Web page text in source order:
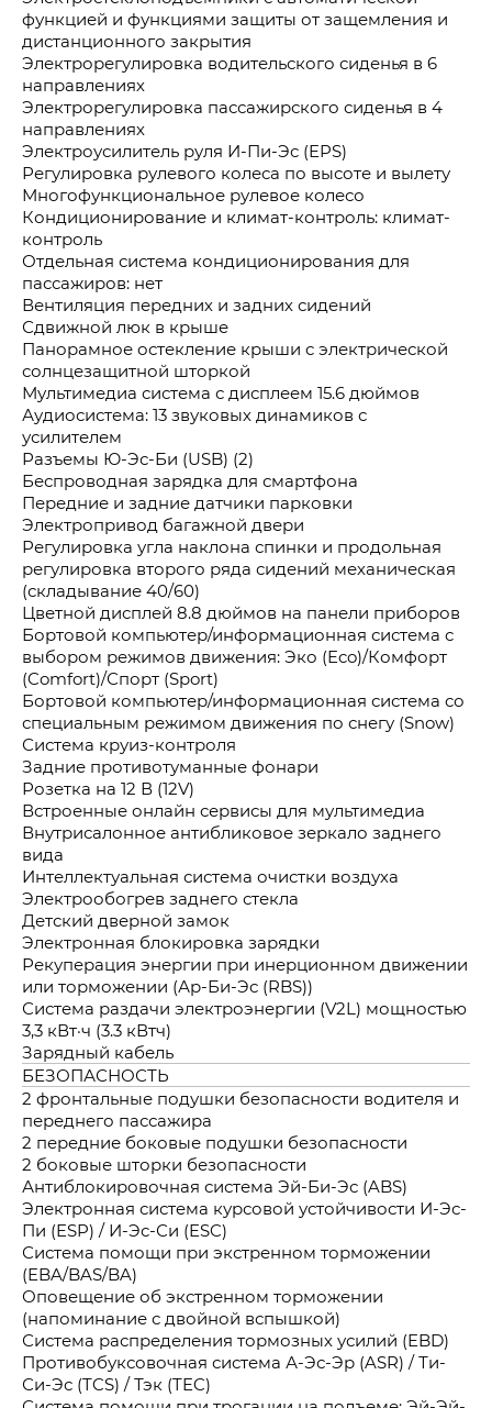
функцией и функциями защиты от защемления и
дистанционного закрытия
Электрорегулировка водительского сиденья в 6
направлениях
Электрорегулировка пассажирского сиденья в 4
направлениях
Электроусилитель руля И-Пи-Эс (EPS)
Регулировка рулевого колеса по высоте и вылету
Многофункциональное рулевое колесо
Кондиционирование и климат-контроль: климат-
контроль
Отдельная система кондиционирования для
пассажиров: нет
Вентиляция передних и задних сидений
Сдвижной люк в крыше
Панорамное остекление крыши с электрической
солнцезащитной шторкой
Мультимедиа система с дисплеем 15.6 дюймов
Аудиосистема: 13 звуковых динамиков с
усилителем
Разъемы Ю-Эс-Би (USB) (2)
Беспроводная зарядка для смартфона
Передние и задние датчики парковки
Электропривод багажной двери
Регулировка угла наклона спинки и продольная
регулировка второго ряда сидений механическая
(складывание 40/60)
Цветной дисплей 8.8 дюймов на панели приборов
Бортовой компьютер/информационная система с
выбором режимов движения: Эко (Eco)/Комфорт
(Comfort)/Спорт (Sport)
Бортовой компьютер/информационная система со
специальным режимом движения по снегу (Snow)
Система круиз-контроля
Задние противотуманные фонари
Розетка на 12 В (12V)
Встроенные онлайн сервисы для мультимедиа
Внутрисалонное антибликовое зеркало заднего
вида
Интеллектуальная система очистки воздуха
Электрообогрев заднего стекла
Детский дверной замок
Электронная блокировка зарядки
Рекуперация энергии при инерционном движении
или торможении (Ар-Би-Эс (RBS))
Система раздачи электроэнергии (V2L) мощностью
3,3 кВт·ч (3.3 кВтч)
Зарядный кабель
БЕЗОПАСНОСТЬ
2 фронтальные подушки безопасности водителя и
переднего пассажира
2 передние боковые подушки безопасности
2 боковые шторки безопасности
Антиблокировочная система Эй-Би-Эс (ABS)
Электронная система курсовой устойчивости И-Эс-
Пи (ESP) / И-Эс-Си (ESC)
Система помощи при экстренном торможении
(EBA/BAS/BA)
Оповещение об экстренном торможении
(напоминание с двойной вспышкой)
Система распределения тормозных усилий (EBD)
Противобуксовочная система А-Эс-Эр (ASR) / Ти-
Си-Эс (TCS) / Тэк (TEC)